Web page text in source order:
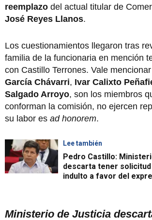
reemplazo del actual titular de
José Reyes Llanos.
Los cuestionamientos llegaron tras
familia de la funcionaria en mención
con Castillo Terrones. Vale
García Chávarri, Ivar Calixto
Salgado Arroyo, son los miembros
conforman la comisión, no ejercen
su labor es ad honorem.
Lee también
Pedro Castillo:
descarta tener
indulto a favor del
Ministerio de Justicia